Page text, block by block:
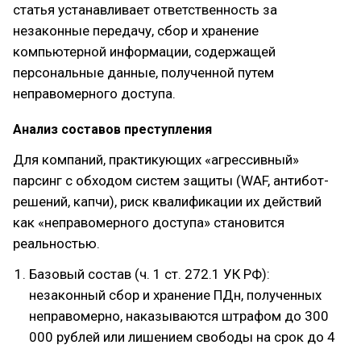
статья устанавливает ответственность за
незаконные передачу, сбор и хранение
компьютерной информации, содержащей
персональные данные, полученной путем
неправомерного доступа.
Анализ составов преступления
Для компаний, практикующих «агрессивный»
парсинг с обходом систем защиты (WAF, антибот-
решений, капчи), риск квалификации их действий
как «неправомерного доступа» становится
реальностью.
Базовый состав (ч. 1 ст. 272.1 УК РФ):
незаконный сбор и хранение ПДн, полученных
неправомерно, наказываются штрафом до 300
000 рублей или лишением свободы на срок до 4